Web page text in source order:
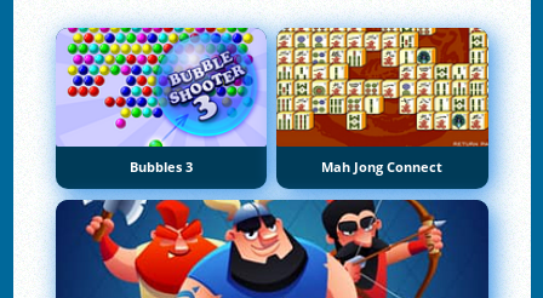
Bubbles 3 Mah Jong Connect